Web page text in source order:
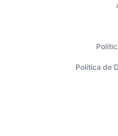
Política de